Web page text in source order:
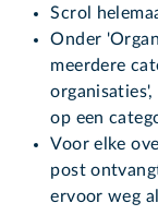
Scrol
Onder
meerdere
op een
Voor elke
post
ervoor weg